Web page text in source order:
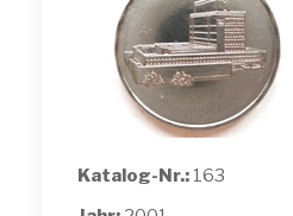
Katalog-Nr.: 163